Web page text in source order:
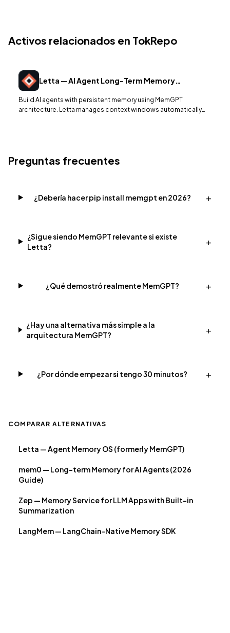
Activos relacionados en TokRepo
Letta — AI Agent Long-Term Memory
Build AI agents with persistent memory using MemGPT
architecture. Letta manages context windows automatically
Preguntas frecuentes
¿Debería hacer pip install memgpt en 2026? +
¿Sigue siendo MemGPT relevante si existe
Letta?
+
¿Qué demostró realmente MemGPT? +
¿Hay una alternativa más simple a la
arquitectura MemGPT?
+
¿Por dónde empezar si tengo 30 minutos? +
COMPARAR ALTERNATIVAS
Letta — Agent Memory OS (formerly MemGPT)
mem0 — Long-term Memory for AI Agents (2026
Guide)
Zep — Memory Service for LLM Apps with Built-in
Summarization
LangMem — LangChain-Native Memory SDK